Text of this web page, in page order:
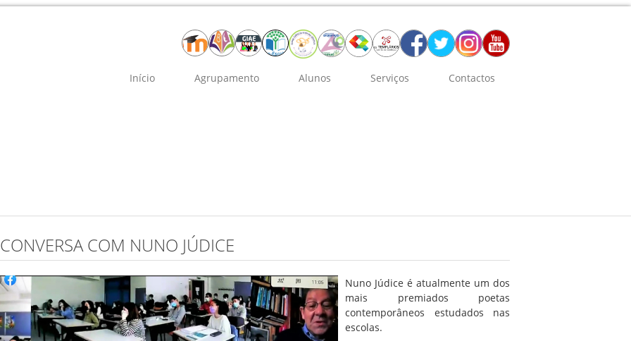
Início Agrupamento Alunos Serviços Contactos
COM NUNO JÚDICE
Nuno Júdice é atualmente um dos
mais premiados poetas
contemporâneos estudados nas
escolas.